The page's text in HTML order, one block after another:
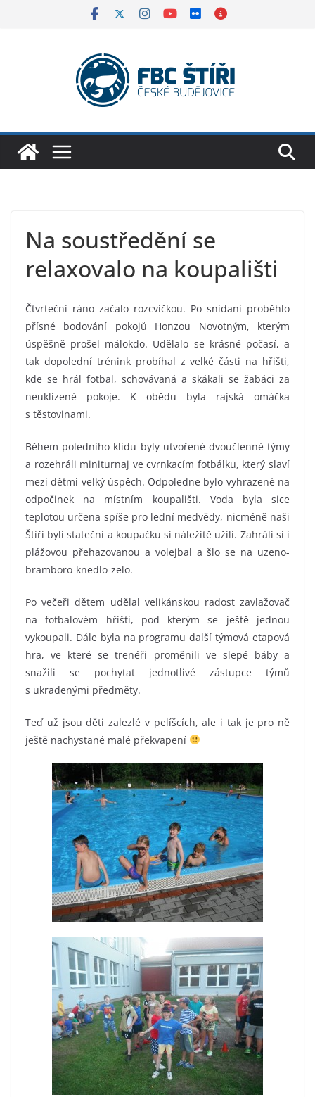
Na soustředění se
relaxovalo na koupališti
Čtvrteční ráno začalo rozcvičkou. Po snídani proběhlo
přísné bodování pokojů Honzou Novotným, kterým
úspěšně prošel málokdo. Udělalo se krásné počasí, a
tak dopolední trénink probíhal z velké části na hřišti,
kde se hrál fotbal, schovávaná a skákali se žabáci za
neuklizené pokoje. K obědu byla rajská omáčka
s těstovinami.
Během poledního klidu byly utvořené dvoučlenné týmy
a rozehráli miniturnaj ve cvrnkacím fotbálku, který slaví
mezi dětmi velký úspěch. Odpoledne bylo vyhrazené na
odpočinek na místním koupališti. Voda byla sice
teplotou určena spíše pro lední medvědy, nicméně naši
Štíři byli stateční a koupačku si náležitě užili. Zahráli si i
plážovou přehazovanou a volejbal a šlo se na uzeno-
bramboro-knedlo-zelo.
Po večeři dětem udělal velikánskou radost zavlažovač
na fotbalovém hřišti, pod kterým se ještě jednou
vykoupali. Dále byla na programu další týmová etapová
hra, ve které se trenéři proměnili ve slepé báby a
snažili se pochytat jednotlivé zástupce týmů
s ukradenými předměty.
Teď už jsou děti zalezlé v pelíšcích, ale i tak je pro ně
ještě nachystané malé překvapení